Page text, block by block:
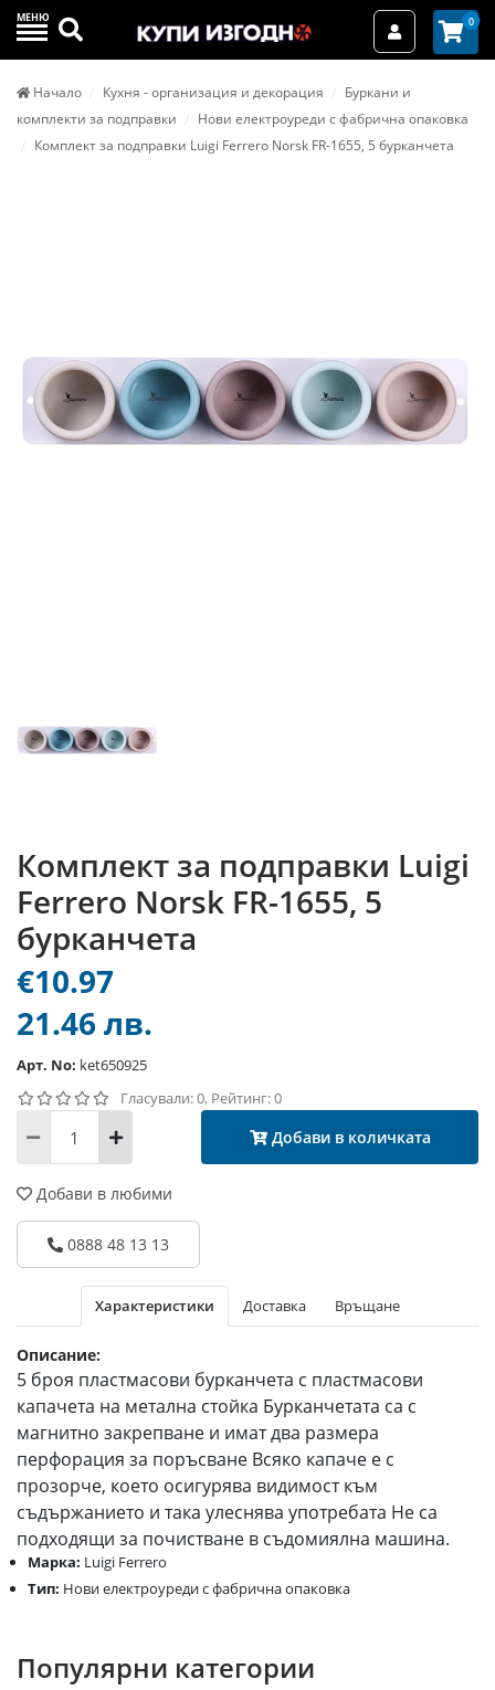
МЕНЮ Търси Вход / 0
Начало Кухня - организация и декорация
Буркани и
комплекти за подправки
Нови електроуреди с фабрична опаковка
Комплект за подправки Luigi Ferrero Norsk FR-1655, 5 бурканчета
Комплект за подправки Luigi
Ferrero Norsk FR-1655, 5
бурканчета
€10.97
21.46 лв.
Арт. No: ket650925
Гласували: 0, Рейтинг: 0
Добави в количката
Добави в любими
0888 48 13 13
Характеристики Доставка Връщане
Описание:
5 броя пластмасови бурканчета с пластмасови
капачета на метална стойка Бурканчетата са с
магнитно закрепване и имат два размера
перфорация за поръсване Всяко капаче е с
прозорче, което осигурява видимост към
съдържанието и така улеснява употребата Не са
подходящи за почистване в съдомиялна машина.
Марка: Luigi Ferrero
Тип: Нови електроуреди с фабрична опаковка
Популярни категории